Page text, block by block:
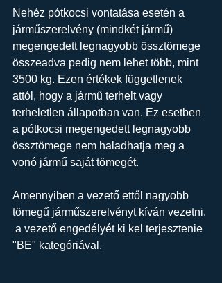
Nehéz pótkocsi vontatása esetén a
járműszerelvény (mindkét jármű)
megengedett legnagyobb össztömege
összeadva pedig nem lehet több, mint
3500 kg. Ezen értékek függetlenek
attól, hogy a jármű terhelt vagy
terheletlen állapotban van. Ez esetben
a pótkocsi megengedett legnagyobb
össztömege nem haladhatja meg a
vonó jármű saját tömegét.
Amennyiben a vezető ettől nagyobb
tömegű járműszerelvényt kíván vezetni,
a vezető engedélyét ki kel terjesztenie
"BE" kategóriával.